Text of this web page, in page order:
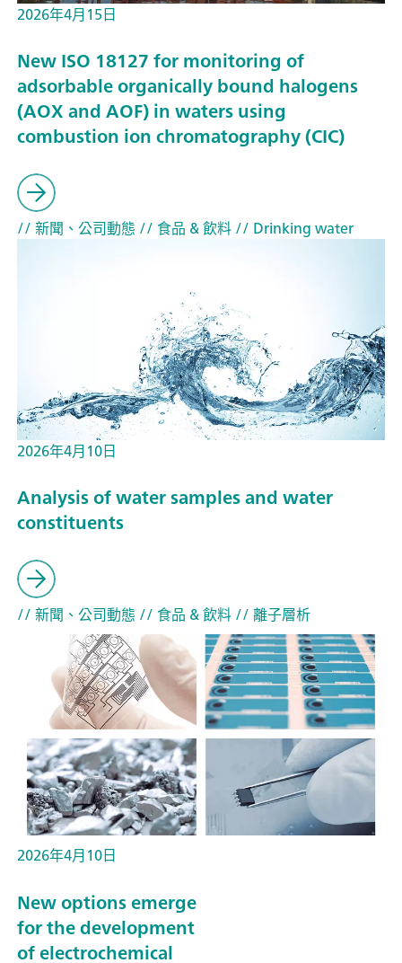
2026年4月15日
New ISO 18127 for monitoring of
adsorbable organically bound halogens
(AOX and AOF) in waters using
combustion ion chromatography (CIC)
// 新聞、公司動態 // 食品 & 飲料// Drinking water
2026年4月10日
Analysis of water samples and water
constituents
// 新聞、公司動態 // 食品 & 飲料// 離子層析
2026年4月10日
New options emerge
for the development
of electrochemical